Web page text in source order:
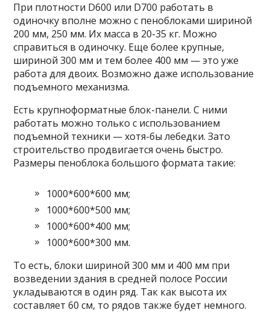
При плотности D600 или D700 работать в
одиночку вполне можно с пеноблоками шириной
200 мм, 250 мм. Их масса в 20-35 кг. Можно
справиться в одиночку. Еще более крупные,
шириной 300 мм и тем более 400 мм — это уже
работа для двоих. Возможно даже использование
подъемного механизма.
Есть крупноформатные блок-панели. С ними
работать можно только с использованием
подъемной техники — хотя-бы лебедки. Зато
строительство продвигается очень быстро.
Размеры пеноблока большого формата такие:
1000*600*600 мм;
1000*600*500 мм;
1000*600*400 мм;
1000*600*300 мм.
То есть, блоки шириной 300 мм и 400 мм при
возведении здания в средней полосе России
укладываются в один ряд. Так как высота их
составляет 60 см, то рядов также будет немного.